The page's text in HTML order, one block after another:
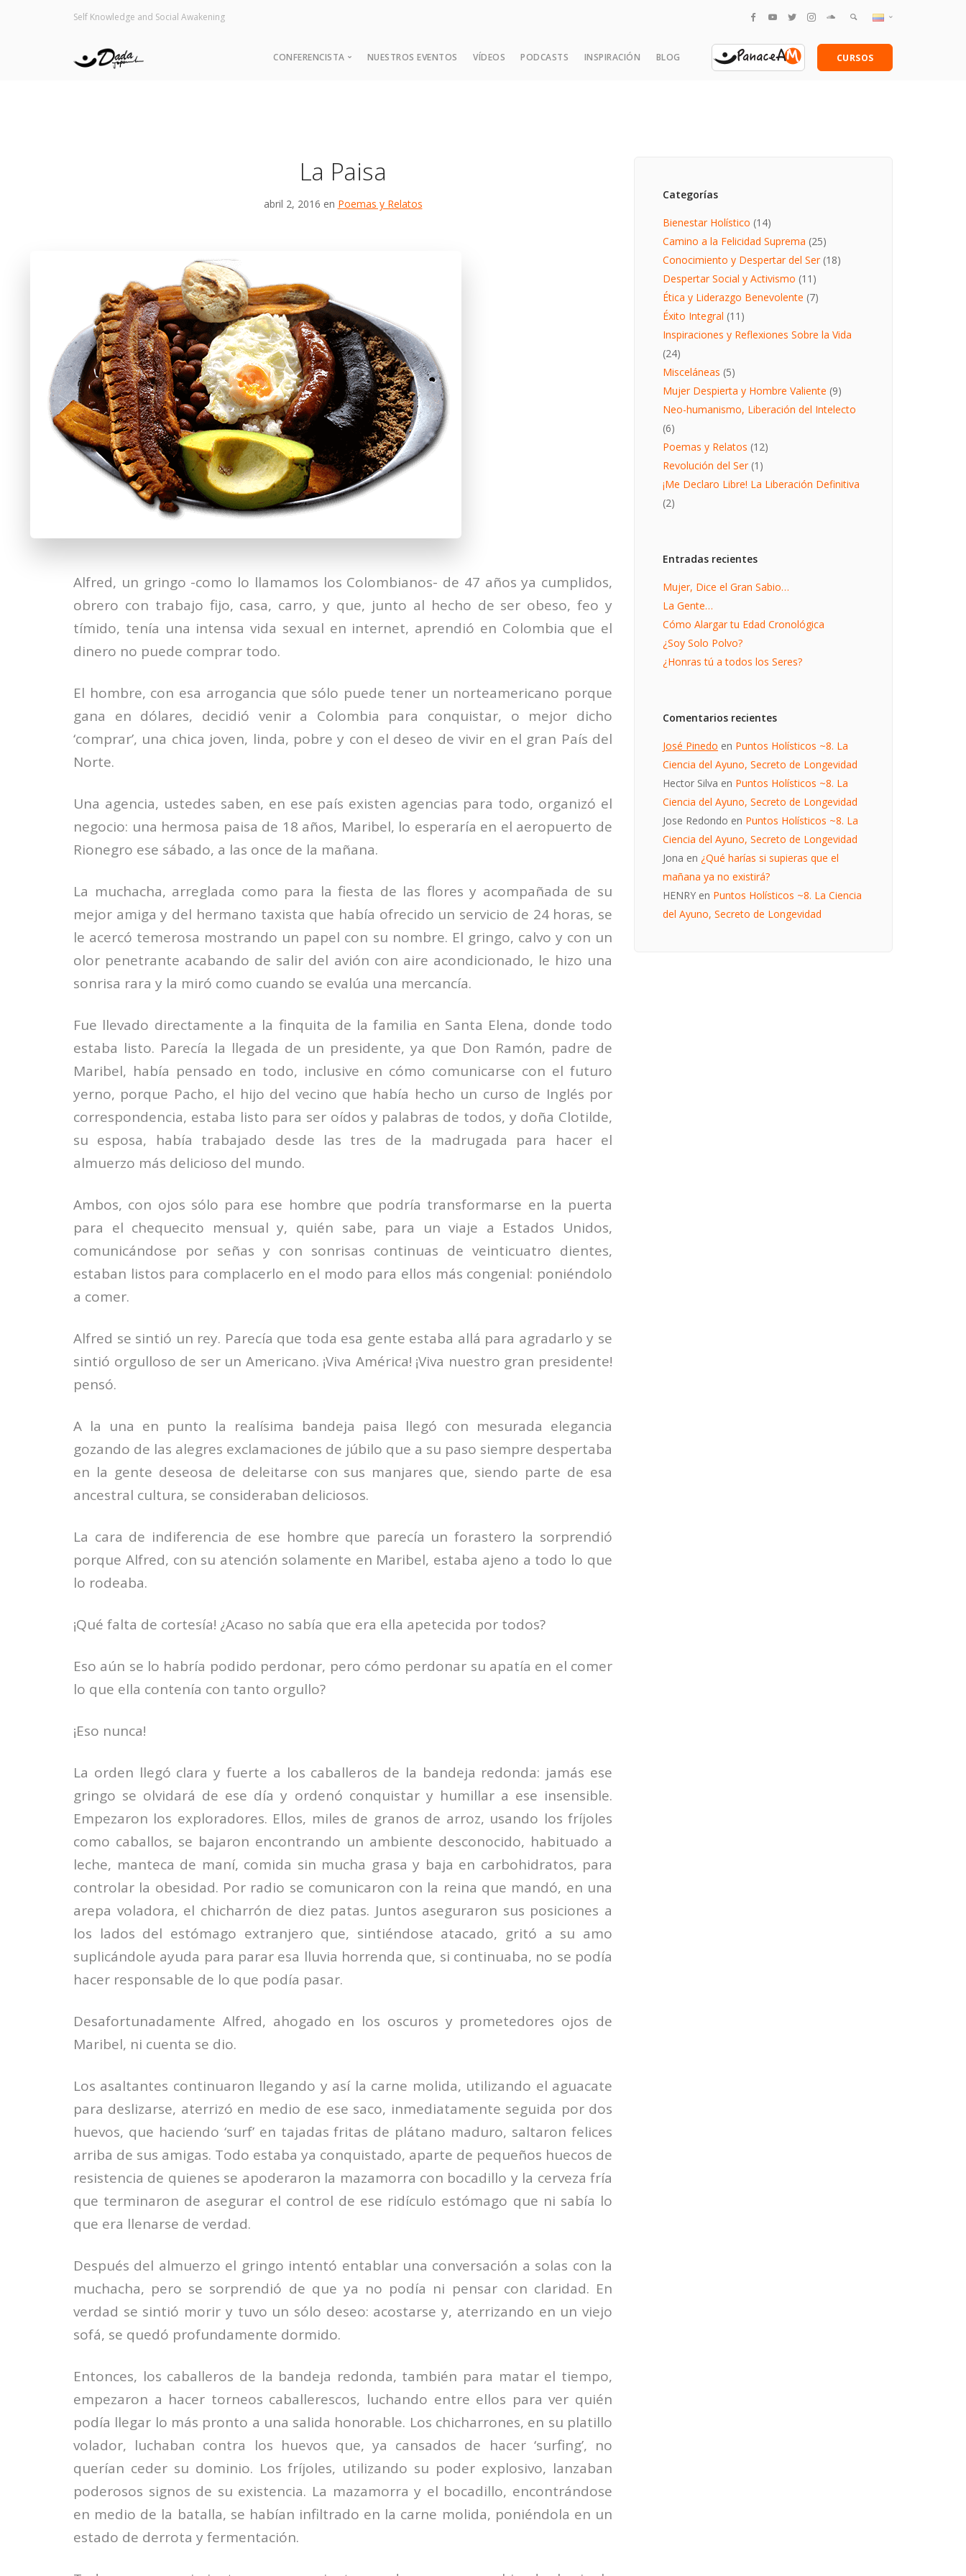
Self Knowledge and Social Awakening
CONFERENCISTA NUESTROS EVENTOS VÍDEOS PODCASTS INSPIRACIÓN BLOG CURSOS
La Paisa
abril 2, 2016 en Poemas y Relatos
Alfred, un gringo -como lo llamamos los Colombianos- de 47 años ya cumplidos,
obrero con trabajo fijo, casa, carro, y que, junto al hecho de ser obeso, feo y
tímido, tenía una intensa vida sexual en internet, aprendió en Colombia que el
dinero no puede comprar todo.
El hombre, con esa arrogancia que sólo puede tener un norteamericano porque
gana en dólares, decidió venir a Colombia para conquistar, o mejor dicho
‘comprar’, una chica joven, linda, pobre y con el deseo de vivir en el gran País del
Norte.
Una agencia, ustedes saben, en ese país existen agencias para todo, organizó el
negocio: una hermosa paisa de 18 años, Maribel, lo esperaría en el aeropuerto de
Rionegro ese sábado, a las once de la mañana.
La muchacha, arreglada como para la fiesta de las flores y acompañada de su
mejor amiga y del hermano taxista que había ofrecido un servicio de 24 horas, se
le acercó temerosa mostrando un papel con su nombre. El gringo, calvo y con un
olor penetrante acabando de salir del avión con aire acondicionado, le hizo una
sonrisa rara y la miró como cuando se evalúa una mercancía.
Fue llevado directamente a la finquita de la familia en Santa Elena, donde todo
estaba listo. Parecía la llegada de un presidente, ya que Don Ramón, padre de
Maribel, había pensado en todo, inclusive en cómo comunicarse con el futuro
yerno, porque Pacho, el hijo del vecino que había hecho un curso de Inglés por
correspondencia, estaba listo para ser oídos y palabras de todos, y doña Clotilde,
su esposa, había trabajado desde las tres de la madrugada para hacer el
almuerzo más delicioso del mundo.
Ambos, con ojos sólo para ese hombre que podría transformarse en la puerta
para el chequecito mensual y, quién sabe, para un viaje a Estados Unidos,
comunicándose por señas y con sonrisas continuas de veinticuatro dientes,
estaban listos para complacerlo en el modo para ellos más congenial: poniéndolo
a comer.
Alfred se sintió un rey. Parecía que toda esa gente estaba allá para agradarlo y se
sintió orgulloso de ser un Americano. ¡Viva América! ¡Viva nuestro gran presidente!
pensó.
A la una en punto la realísima bandeja paisa llegó con mesurada elegancia
gozando de las alegres exclamaciones de júbilo que a su paso siempre despertaba
en la gente deseosa de deleitarse con sus manjares que, siendo parte de esa
ancestral cultura, se consideraban deliciosos.
La cara de indiferencia de ese hombre que parecía un forastero la sorprendió
porque Alfred, con su atención solamente en Maribel, estaba ajeno a todo lo que
lo rodeaba.
¡Qué falta de cortesía! ¿Acaso no sabía que era ella apetecida por todos?
Eso aún se lo habría podido perdonar, pero cómo perdonar su apatía en el comer
lo que ella contenía con tanto orgullo?
¡Eso nunca!
La orden llegó clara y fuerte a los caballeros de la bandeja redonda: jamás ese
gringo se olvidará de ese día y ordenó conquistar y humillar a ese insensible.
Empezaron los exploradores. Ellos, miles de granos de arroz, usando los fríjoles
como caballos, se bajaron encontrando un ambiente desconocido, habituado a
leche, manteca de maní, comida sin mucha grasa y baja en carbohidratos, para
controlar la obesidad. Por radio se comunicaron con la reina que mandó, en una
arepa voladora, el chicharrón de diez patas. Juntos aseguraron sus posiciones a
los lados del estómago extranjero que, sintiéndose atacado, gritó a su amo
suplicándole ayuda para parar esa lluvia horrenda que, si continuaba, no se podía
hacer responsable de lo que podía pasar.
Desafortunadamente Alfred, ahogado en los oscuros y prometedores ojos de
Maribel, ni cuenta se dio.
Los asaltantes continuaron llegando y así la carne molida, utilizando el aguacate
para deslizarse, aterrizó en medio de ese saco, inmediatamente seguida por dos
huevos, que haciendo ‘surf’ en tajadas fritas de plátano maduro, saltaron felices
arriba de sus amigas. Todo estaba ya conquistado, aparte de pequeños huecos de
resistencia de quienes se apoderaron la mazamorra con bocadillo y la cerveza fría
que terminaron de asegurar el control de ese ridículo estómago que ni sabía lo
que era llenarse de verdad.
Después del almuerzo el gringo intentó entablar una conversación a solas con la
muchacha, pero se sorprendió de que ya no podía ni pensar con claridad. En
verdad se sintió morir y tuvo un sólo deseo: acostarse y, aterrizando en un viejo
sofá, se quedó profundamente dormido.
Entonces, los caballeros de la bandeja redonda, también para matar el tiempo,
empezaron a hacer torneos caballerescos, luchando entre ellos para ver quién
podía llegar lo más pronto a una salida honorable. Los chicharrones, en su platillo
volador, luchaban contra los huevos que, ya cansados de hacer ‘surfing’, no
querían ceder su dominio. Los fríjoles, utilizando su poder explosivo, lanzaban
poderosos signos de su existencia. La mazamorra y el bocadillo, encontrándose
en medio de la batalla, se habían infiltrado en la carne molida, poniéndola en un
estado de derrota y fermentación.
Categorías
Bienestar Holístico (14)
Camino a la Felicidad Suprema (25)
Conocimiento y Despertar del Ser(18)
Despertar Social y Activismo (11)
Ética y Liderazgo Benevolente (7)
Éxito Integral (11)
Inspiraciones y Reflexiones Sobre la Vida
(24)
Misceláneas (5)
Mujer Despierta y Hombre Valiente (9)
Neo-humanismo, Liberación del Intelecto
(6)
Poemas y Relatos (12)
Revolución del Ser(1)
¡Me Declaro Libre! La Liberación Definitiva
(2)
Entradas recientes
Mujer, Dice el Gran Sabio…
La Gente…
Cómo Alargar tu Edad Cronológica
¿Soy Solo Polvo?
¿Honras tú a todos los Seres?
Comentarios recientes
José Pinedo en Puntos Holísticos ~8. La
Ciencia del Ayuno, Secreto de Longevidad
Hector Silva en Puntos Holísticos ~8. La
Ciencia del Ayuno, Secreto de Longevidad
Jose Redondo en Puntos Holísticos ~8. La
Ciencia del Ayuno, Secreto de Longevidad
Jona en ¿Qué harías si supieras que el
mañana ya no existirá?
HENRY en Puntos Holísticos ~8. La Ciencia
del Ayuno, Secreto de Longevidad